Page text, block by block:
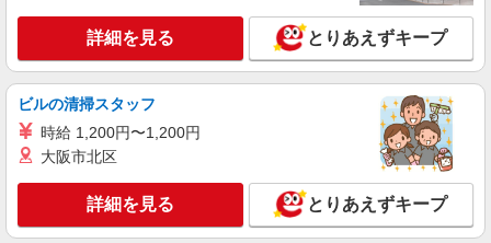
キープ 詳細を見る
パート
ライフ東向島店（店舗コード841）
NEW
時給1,235円以上
ライフ東向島店 東京都墨田区東向島4-3-7
詳細を見る とりあえずキープ
ビルの清掃スタッフ
時給 1,200円〜1,200円
大阪市北区
詳細を見る とりあえずキープ